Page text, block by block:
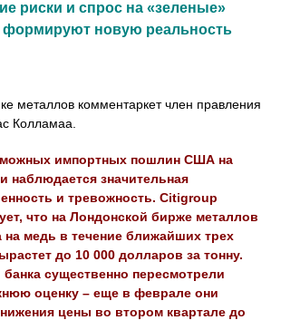
риски и спрос на «зеленые»
формируют новую реальность
металлов комментаркет член правления
Колламаа.
импортных пошлин США на
наблюдается значительная
и тревожность. Citigroup
что на Лондонской бирже металлов
на медь в течение ближайших трех
до 10 000 долларов за тонну.
банка существенно пересмотрели
оценку – еще в феврале они
цены во втором квартале до